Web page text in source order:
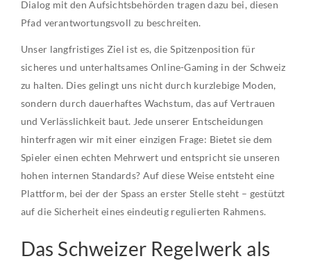
Dialog mit den Aufsichtsbehörden tragen dazu bei, diesen
Pfad verantwortungsvoll zu beschreiten.
Unser langfristiges Ziel ist es, die Spitzenposition für
sicheres und unterhaltsames Online-Gaming in der Schweiz
zu halten. Dies gelingt uns nicht durch kurzlebige Moden,
sondern durch dauerhaftes Wachstum, das auf Vertrauen
und Verlässlichkeit baut. Jede unserer Entscheidungen
hinterfragen wir mit einer einzigen Frage: Bietet sie dem
Spieler einen echten Mehrwert und entspricht sie unseren
hohen internen Standards? Auf diese Weise entsteht eine
Plattform, bei der der Spass an erster Stelle steht – gestützt
auf die Sicherheit eines eindeutig regulierten Rahmens.
Das Schweizer Regelwerk als